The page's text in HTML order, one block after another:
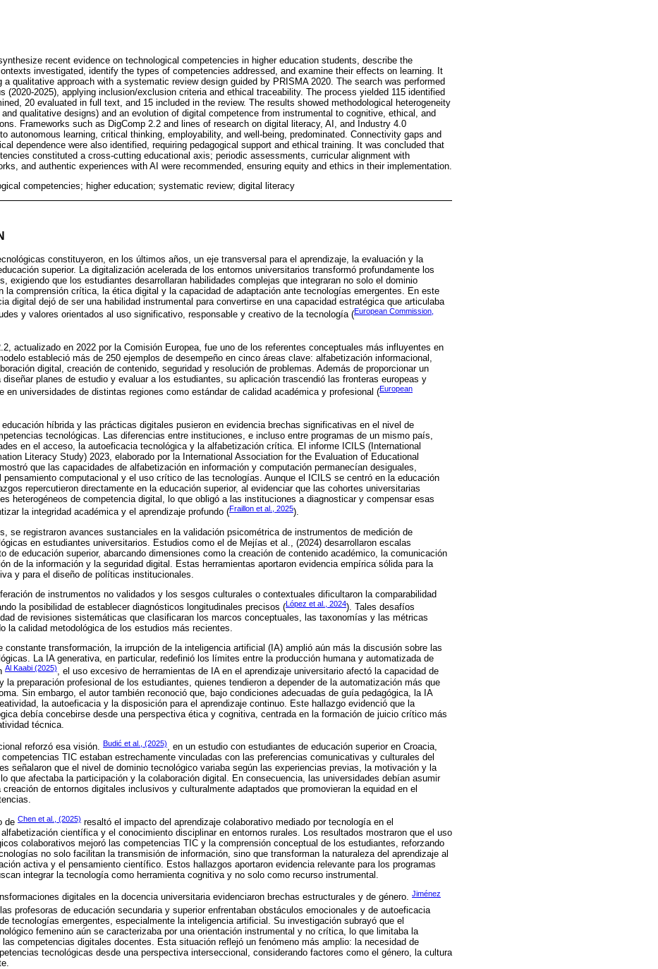
recent evidence on technological competencies in higher education students, describe the
investigated, identify the types of competencies addressed, and examine their effects on learning. It
a qualitative approach with a systematic review design guided by PRISMA 2020. The search was performed
(2020-2025), applying inclusion/exclusion criteria and ethical traceability. The process yielded 115 identified
20 evaluated in full text, and 15 included in the review. The results showed methodological heterogeneity
qualitative designs) and an evolution of digital competence from instrumental to cognitive, ethical, and
Frameworks such as DigComp 2.2 and lines of research on digital literacy, AI, and Industry 4.0
autonomous learning, critical thinking, employability, and well-being, predominated. Connectivity gaps and
dependence were also identified, requiring pedagogical support and ethical training. It was concluded that
constituted a cross-cutting educational axis; periodic assessments, curricular alignment with
and authentic experiences with AI were recommended, ensuring equity and ethics in their implementation.
competencies; higher education; systematic review; digital literacy
constituyeron, en los últimos años, un eje transversal para el aprendizaje, la evaluación y la
superior. La digitalización acelerada de los entornos universitarios transformó profundamente los
exigiendo que los estudiantes desarrollaran habilidades complejas que integraran no solo el dominio
la comprensión crítica, la ética digital y la capacidad de adaptación ante tecnologías emergentes. En este
digital dejó de ser una habilidad instrumental para convertirse en una capacidad estratégica que articulaba
y valores orientados al uso significativo, responsable y creativo de la tecnología (European Commission,
actualizado en 2022 por la Comisión Europea, fue uno de los referentes conceptuales más influyentes en
estableció más de 250 ejemplos de desempeño en cinco áreas clave: alfabetización informacional,
digital, creación de contenido, seguridad y resolución de problemas. Además de proporcionar un
diseñar planes de estudio y evaluar a los estudiantes, su aplicación trascendió las fronteras europeas y
en universidades de distintas regiones como estándar de calidad académica y profesional (European
híbrida y las prácticas digitales pusieron en evidencia brechas significativas en el nivel de
tecnológicas. Las diferencias entre instituciones, e incluso entre programas de un mismo país,
en el acceso, la autoeficacia tecnológica y la alfabetización crítica. El informe ICILS (International
Literacy Study) 2023, elaborado por la International Association for the Evaluation of Educational
que las capacidades de alfabetización en información y computación permanecían desiguales,
pensamiento computacional y el uso crítico de las tecnologías. Aunque el ICILS se centró en la educación
repercutieron directamente en la educación superior, al evidenciar que las cohortes universitarias
heterogéneos de competencia digital, lo que obligó a las instituciones a diagnosticar y compensar esas
la integridad académica y el aprendizaje profundo (Fraillon et al., 2025).
se registraron avances sustanciales en la validación psicométrica de instrumentos de medición de
en estudiantes universitarios. Estudios como el de Mejías et al., (2024) desarrollaron escalas
de educación superior, abarcando dimensiones como la creación de contenido académico, la comunicación
de la información y la seguridad digital. Estas herramientas aportaron evidencia empírica sólida para la
y para el diseño de políticas institucionales.
de instrumentos no validados y los sesgos culturales o contextuales dificultaron la comparabilidad
la posibilidad de establecer diagnósticos longitudinales precisos (López et al., 2024). Tales desafíos
de revisiones sistemáticas que clasificaran los marcos conceptuales, las taxonomías y las métricas
la calidad metodológica de los estudios más recientes.
constante transformación, la irrupción de la inteligencia artificial (IA) amplió aún más la discusión sobre las
La IA generativa, en particular, redefinió los límites entre la producción humana y automatizada de
Al Kaabi (2025), el uso excesivo de herramientas de IA en el aprendizaje universitario afectó la capacidad de
la preparación profesional de los estudiantes, quienes tendieron a depender de la automatización más que
Sin embargo, el autor también reconoció que, bajo condiciones adecuadas de guía pedagógica, la IA
la autoeficacia y la disposición para el aprendizaje continuo. Este hallazgo evidenció que la
debía concebirse desde una perspectiva ética y cognitiva, centrada en la formación de juicio crítico más
técnica.
reforzó esa visión. Budić et al., (2025), en un estudio con estudiantes de educación superior en Croacia,
TIC estaban estrechamente vinculadas con las preferencias comunicativas y culturales del
señalaron que el nivel de dominio tecnológico variaba según las experiencias previas, la motivación y la
que afectaba la participación y la colaboración digital. En consecuencia, las universidades debían asumir
de entornos digitales inclusivos y culturalmente adaptados que promovieran la equidad en el
de Chen et al., (2025) resaltó el impacto del aprendizaje colaborativo mediado por tecnología en el
científica y el conocimiento disciplinar en entornos rurales. Los resultados mostraron que el uso
colaborativos mejoró las competencias TIC y la comprensión conceptual de los estudiantes, reforzando
no solo facilitan la transmisión de información, sino que transforman la naturaleza del aprendizaje al
activa y el pensamiento científico. Estos hallazgos aportaron evidencia relevante para los programas
integrar la tecnología como herramienta cognitiva y no solo como recurso instrumental.
digitales en la docencia universitaria evidenciaron brechas estructurales y de género. Jiménez
profesoras de educación secundaria y superior enfrentaban obstáculos emocionales y de autoeficacia
tecnologías emergentes, especialmente la inteligencia artificial. Su investigación subrayó que el
femenino aún se caracterizaba por una orientación instrumental y no crítica, lo que limitaba la
las competencias digitales docentes. Esta situación reflejó un fenómeno más amplio: la necesidad de
tecnológicas desde una perspectiva interseccional, considerando factores como el género, la cultura